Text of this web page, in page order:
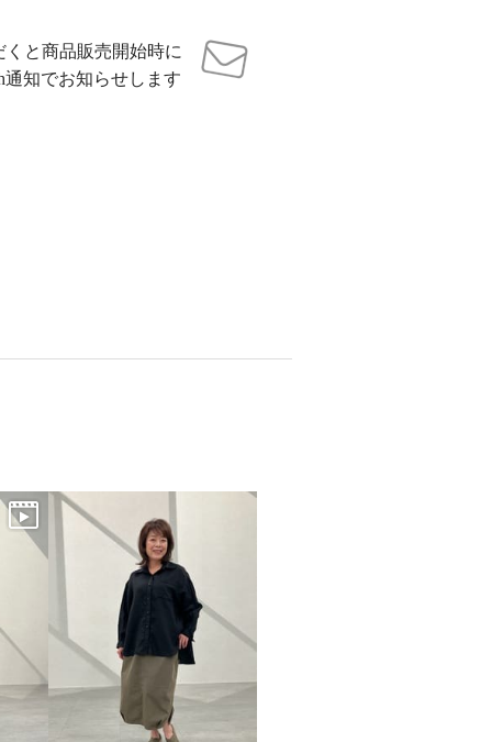
くと商品販売開始時に
通知でお知らせします